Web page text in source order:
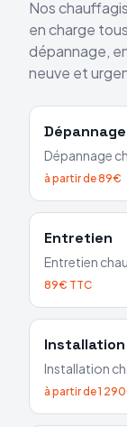
Nos
en charge
dépannage,
neuve et
Dépannage
Dépannage
à partir de 89€
Entretien
Entretien
89€ TTC
Installation
Installation
à partir de 1